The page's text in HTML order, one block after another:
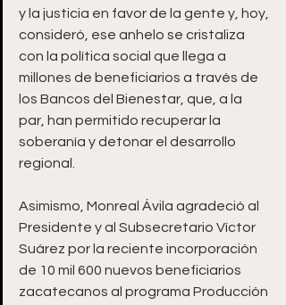
y la justicia en favor de la gente y, hoy,
consideró, ese anhelo se cristaliza
con la política social que llega a
millones de beneficiarios a través de
los Bancos del Bienestar, que, a la
par, han permitido recuperar la
soberanía y detonar el desarrollo
regional.
Asimismo, Monreal Ávila agradeció al
Presidente y al Subsecretario Víctor
Suárez por la reciente incorporación
de 10 mil 600 nuevos beneficiarios
zacatecanos al programa Producción